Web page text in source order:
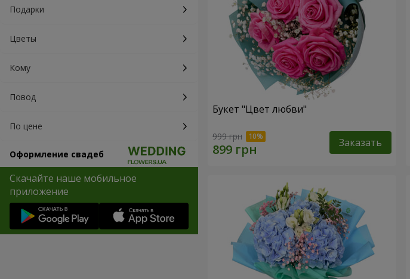
Подарки
Цветы
Кому
Повод
По цене
Оформление свадеб
Скачайте наше мобильное
приложение
Букет "Цвет любви"
999 грн Заказать